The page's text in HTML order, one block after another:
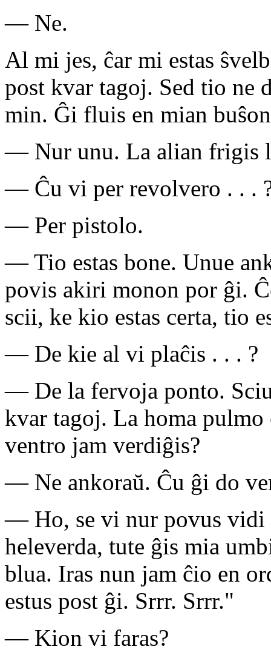
— Ne.
Al mi jes, ĉar mi estas
post kvar tagoj. Sed tio ne
min. Ĝi fluis en mian
— Nur unu. La alian frigis
— Ĉu vi per revolvero . . .
— Per pistolo.
— Tio estas bone. Unue
povis akiri monon por ĝi.
scii, ke kio estas certa, tio
— De kie al vi plaĉis . . . ?
— De la fervoja ponto.
kvar tagoj. La homa pulmo
ventro jam verdiĝis?
— Ne ankoraŭ. Ĉu ĝi do
— Ho, se vi nur povus vidi
heleverda, tute ĝis mia
blua. Iras nun jam ĉio en
estus post ĝi. Srrr. Srrr."
— Kion vi faras?